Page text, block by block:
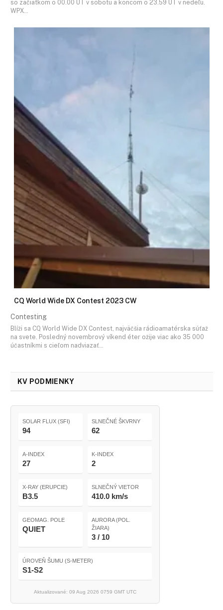
so začiatkom o 00.00 UT v sobotu a koncom o 23.59 UT v nedeľu.
WPX…
CQ World Wide DX Contest 2023 CW
Contesting
Blíži sa CQ World Wide DX Contest, najväčšia rádioamatérska súťaž
na svete. Posledný novembrový víkend éter ožije viac ako 35 000
účastníkmi s cieľom nadviazať…
KV PODMIENKY
SOLAR FLUX (SFI)
94
SLNEČNÉ ŠKVRNY
62
A-INDEX
27
K-INDEX
2
X-RAY (ERUPCIE)
B3.5
SLNEČNÝ VIETOR
410.0 km/s
GEOMAG. POLE
QUIET
AURORA (POL.
ŽIARA)
3 / 10
ÚROVEŇ ŠUMU (S-METER)
S1-S2
Aktualizované: 09 Aug 2026 0759 GMT UTC